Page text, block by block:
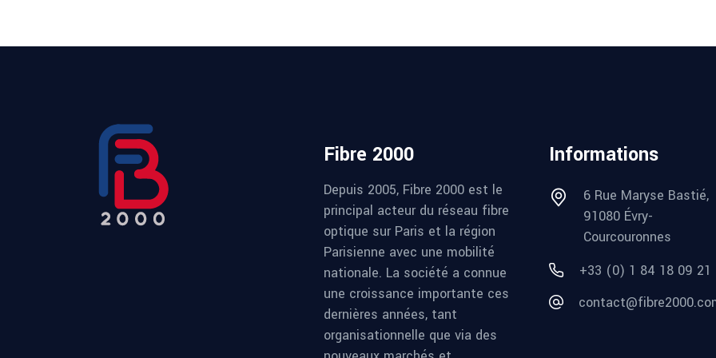
Fibre 2000
Depuis 2005, Fibre 2000 est le
principal acteur du réseau fibre
optique sur Paris et la région
Parisienne avec une mobilité
nationale. La société a connue
une croissance importante ces
dernières années, tant
organisationnelle que via des
Informations
6 Rue Maryse Bastié,
91080 Évry-
Courcouronnes
+33 (0) 1 84 18 09 21